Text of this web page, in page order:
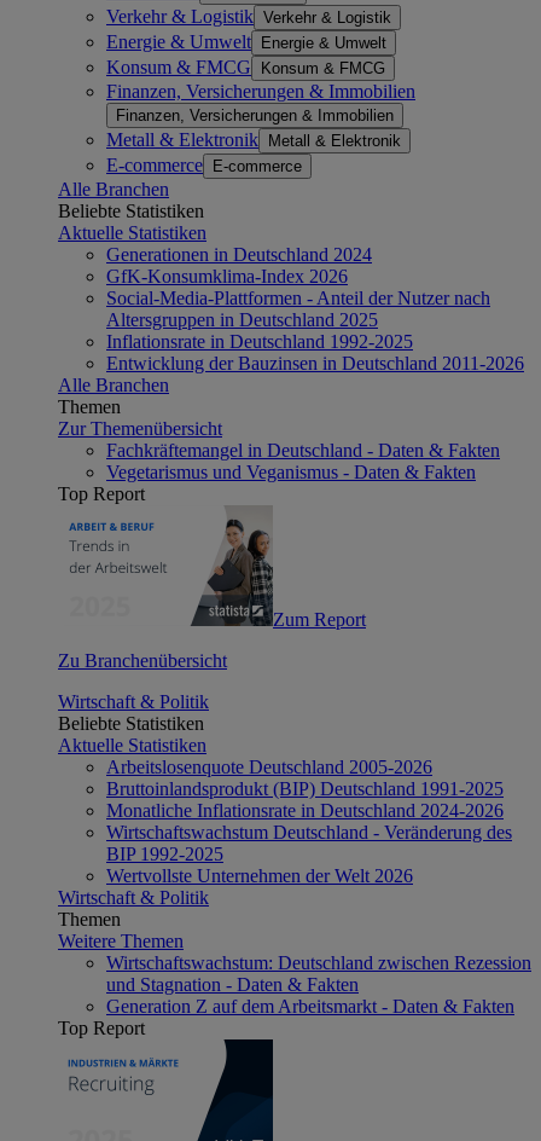
Verkehr & Logistik Verkehr & Logistik
Energie & Umwelt Energie & Umwelt
Konsum & FMCG Konsum & FMCG
Finanzen, Versicherungen & Immobilien
Finanzen, Versicherungen & Immobilien
Metall & Elektronik Metall & Elektronik
E-commerce E-commerce
Alle Branchen
Beliebte Statistiken
Aktuelle Statistiken
Generationen in Deutschland 2024
GfK-Konsumklima-Index 2026
Social-Media-Plattformen - Anteil der Nutzer nach
Altersgruppen in Deutschland 2025
Inflationsrate in Deutschland 1992-2025
Entwicklung der Bauzinsen in Deutschland 2011-2026
Alle Branchen
Themen
Zur Themenübersicht
Fachkräftemangel in Deutschland - Daten & Fakten
Vegetarismus und Veganismus - Daten & Fakten
Top Report
Zum Report
Zu Branchenübersicht
Wirtschaft & Politik
Beliebte Statistiken
Aktuelle Statistiken
Arbeitslosenquote Deutschland 2005-2026
Bruttoinlandsprodukt (BIP) Deutschland 1991-2025
Monatliche Inflationsrate in Deutschland 2024-2026
Wirtschaftswachstum Deutschland - Veränderung des
BIP 1992-2025
Wertvollste Unternehmen der Welt 2026
Wirtschaft & Politik
Themen
Weitere Themen
Wirtschaftswachstum: Deutschland zwischen Rezession
und Stagnation - Daten & Fakten
Generation Z auf dem Arbeitsmarkt - Daten & Fakten
Top Report